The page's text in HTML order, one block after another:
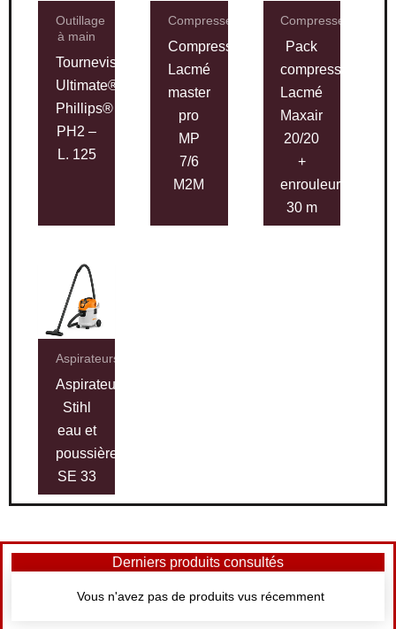
Outillage
à main
Tournevis
Ultimate®
Phillips®
PH2 –
L. 125
Compresseurs
Compresseur
Lacmé
master
pro
MP
7/6
M2M
Compresseurs
Pack
compresseur
Lacmé
Maxair
20/20
+
enrouleur
30 m
Aspirateurs
Aspirateur
Stihl
eau et
poussières
SE 33
Derniers produits consultés
Vous n'avez pas de produits vus récemment